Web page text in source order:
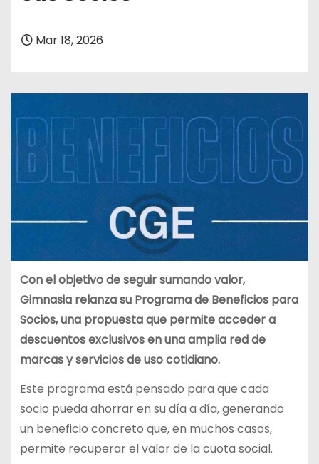
Mar 18, 2026
Con el objetivo de seguir sumando valor,
Gimnasia relanza su Programa de Beneficios para
Socios, una propuesta que permite acceder a
descuentos exclusivos en una amplia red de
marcas y servicios de uso cotidiano.
Este programa está pensado para que cada
socio pueda ahorrar en su día a día, generando
un beneficio concreto que, en muchos casos,
permite recuperar el valor de la cuota social.